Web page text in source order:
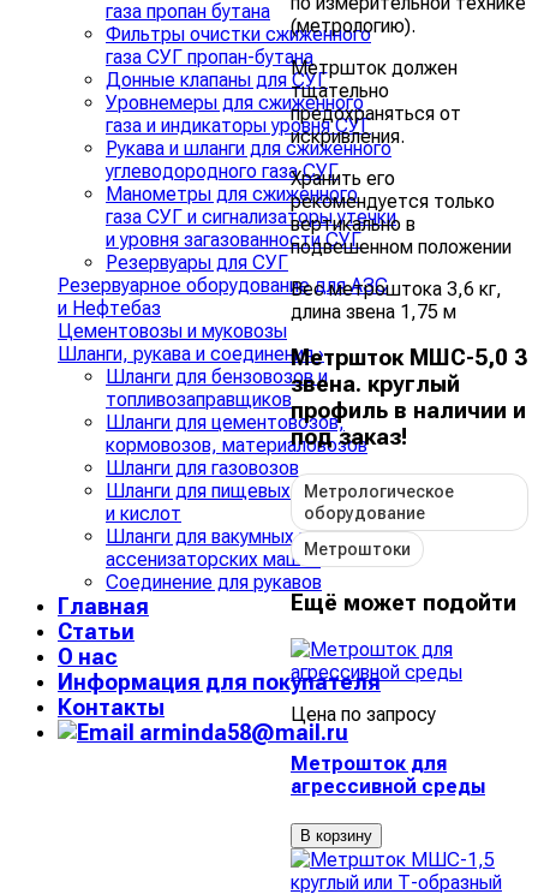
газа пропан бутана
Фильтры очистки сжиженного
газа СУГ пропан-бутана
Донные клапаны для СУГ
Уровнемеры для сжиженного
газа и индикаторы уровня СУГ
Рукава и шланги для сжиженного
углеводородного газа СУГ
Манометры для сжиженного
газа СУГ и сигнализаторы утечки
и уровня загазованности СУГ
Резервуары для СУГ
Резервуарное оборудование для АЗС
и Нефтебаз
Цементовозы и муковозы
Шланги, рукава и соединения›
Шланги для бензовозов и
топливозаправщиков
Шланги для цементовозов,
кормовозов, материаловозов
Шланги для газовозов
Шланги для пищевых жидкостей
и кислот
Шланги для вакумных и
ассенизаторских машин
Соединение для рукавов
Главная
Статьи
О нас
Информация для покупателя
Контакты
arminda58@mail.ru
(метрологию).
Метршток должен
тщательно
предохраняться от
искривления.
Хранить его
рекомендуется только
вертикально в
подвешенном положении
Вес метроштока 3,6 кг,
длина звена 1,75 м
Метршток МШС-5,0 3
звена. круглый
профиль в наличии и
под заказ!
Метрологическое
оборудование
Метроштоки
Ещё может подойти
Цена по запросу
Метрошток для
агрессивной среды
В корзину